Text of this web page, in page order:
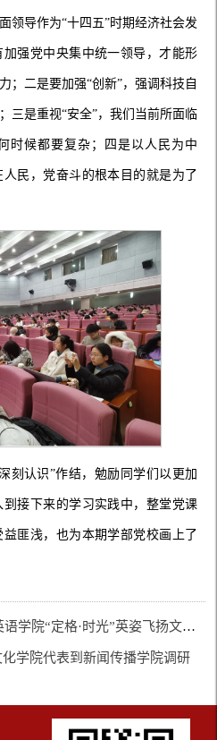
领导作为“十四五”时期经济社会发
强党中央集中统一领导，才能形
；二是要加强“创新”，强调科技自
三是重视“安全”，我们当前所面临
时候都要复杂；四是以人民为中
民，党奋斗的根本目的就是为了
刻认识”作结，勉励 同学们 以更加
接下来的学习实践中， 整堂党课
匪浅， 也为本期学部党校画上了
“定格·时光”英姿飞扬文艺晚会落幕
学院代表到新闻传播学院调研